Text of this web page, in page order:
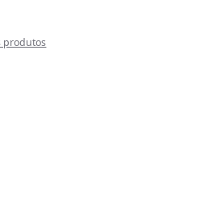
produtos